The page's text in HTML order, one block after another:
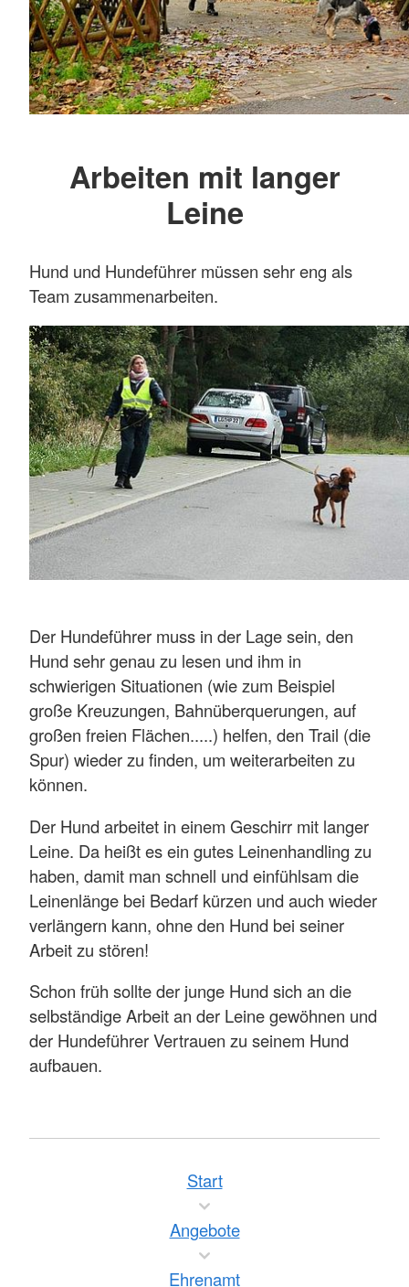
Arbeiten mit langer
Leine
Hund und Hundeführer müssen sehr eng als
Team zusammenarbeiten.
Der Hundeführer muss in der Lage sein, den
Hund sehr genau zu lesen und ihm in
schwierigen Situationen (wie zum Beispiel
große Kreuzungen, Bahnüberquerungen, auf
großen freien Flächen.....) helfen, den Trail (die
Spur) wieder zu finden, um weiterarbeiten zu
können.
Der Hund arbeitet in einem Geschirr mit langer
Leine. Da heißt es ein gutes Leinenhandling zu
haben, damit man schnell und einfühlsam die
Leinenlänge bei Bedarf kürzen und auch wieder
verlängern kann, ohne den Hund bei seiner
Arbeit zu stören!
Schon früh sollte der junge Hund sich an die
selbständige Arbeit an der Leine gewöhnen und
der Hundeführer Vertrauen zu seinem Hund
aufbauen.
Start
Angebote
Ehrenamt